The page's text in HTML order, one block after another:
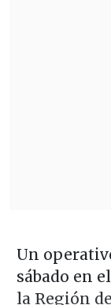
Un
sábado en el
la Región